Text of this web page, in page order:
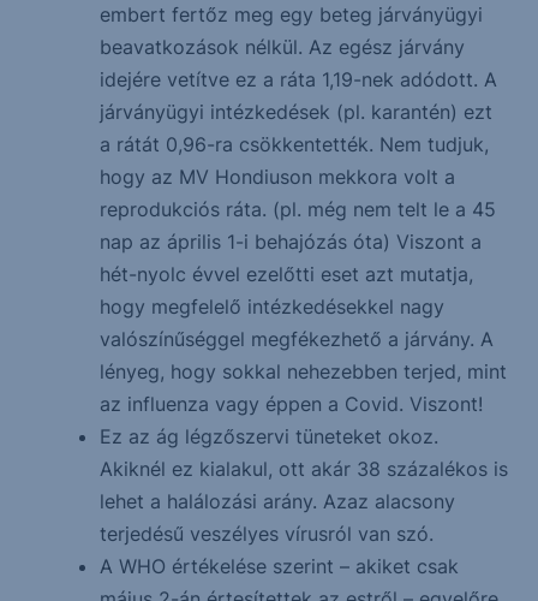
embert fertőz meg egy beteg járványügyi
beavatkozások nélkül. Az egész járvány
idejére vetítve ez a ráta 1,19-nek adódott. A
járványügyi intézkedések (pl. karantén) ezt
a rátát 0,96-ra csökkentették. Nem tudjuk,
hogy az MV Hondiuson mekkora volt a
reprodukciós ráta. (pl. még nem telt le a 45
nap az április 1-i behajózás óta) Viszont a
hét-nyolc évvel ezelőtti eset azt mutatja,
hogy megfelelő intézkedésekkel nagy
valószínűséggel megfékezhető a járvány. A
lényeg, hogy sokkal nehezebben terjed, mint
az influenza vagy éppen a Covid. Viszont!
Ez az ág légzőszervi tüneteket okoz.
Akiknél ez kialakul, ott akár 38 százalékos is
lehet a halálozási arány. Azaz alacsony
terjedésű veszélyes vírusról van szó.
A WHO értékelése szerint – akiket csak